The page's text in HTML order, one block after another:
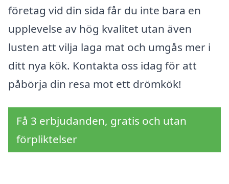
företag vid din sida får du inte bara en
upplevelse av hög kvalitet utan även
lusten att vilja laga mat och umgås mer i
ditt nya kök. Kontakta oss idag för att
påbörja din resa mot ett drömkök!
Få 3 erbjudanden, gratis och utan
förpliktelser